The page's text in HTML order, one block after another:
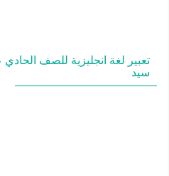
تعبير لغة انجليزية للصف
سيد